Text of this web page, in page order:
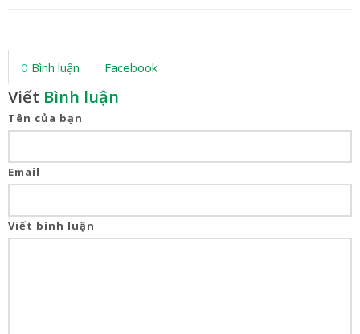
0 Bình luận Facebook
Viết Bình luận
Tên của bạn
Email
Viết bình luận